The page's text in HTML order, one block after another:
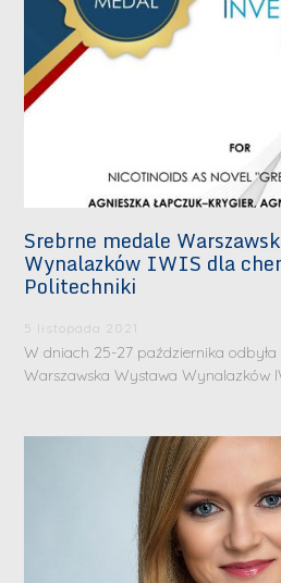
Srebrne medale
Wynalazków IWIS dla
Politechniki
5 listopada 2021
W dniach 25-27 października
Warszawska Wystawa Wynalazków